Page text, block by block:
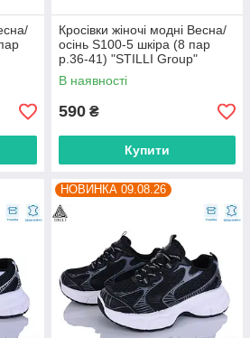
Кросівки жіночі модні Весна/
осінь S100-5 шкіра (8 пар
р.36-41) "STILLI Group"
оптом від прямого
постачальника
В наявності
590 ₴
Купити
НОВИНКА 09.08.26